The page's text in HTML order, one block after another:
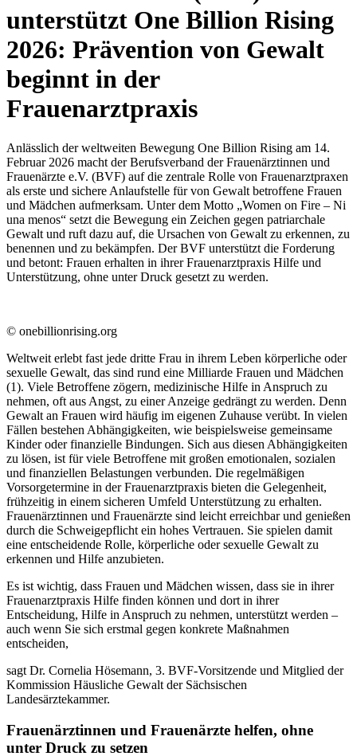
unterstützt One Billion Rising
2026: Prävention von Gewalt
beginnt in der
Frauenarztpraxis
Anlässlich der weltweiten Bewegung One Billion Rising am 14.
Februar 2026 macht der Berufsverband der Frauenärztinnen und
Frauenärzte e.V. (BVF) auf die zentrale Rolle von Frauenarztpraxen
als erste und sichere Anlaufstelle für von Gewalt betroffene Frauen
und Mädchen aufmerksam. Unter dem Motto „Women on Fire – Ni
una menos“ setzt die Bewegung ein Zeichen gegen patriarchale
Gewalt und ruft dazu auf, die Ursachen von Gewalt zu erkennen, zu
benennen und zu bekämpfen. Der BVF unterstützt die Forderung
und betont: Frauen erhalten in ihrer Frauenarztpraxis Hilfe und
Unterstützung, ohne unter Druck gesetzt zu werden.
© onebillionrising.org
Weltweit erlebt fast jede dritte Frau in ihrem Leben körperliche oder
sexuelle Gewalt, das sind rund eine Milliarde Frauen und Mädchen
(1). Viele Betroffene zögern, medizinische Hilfe in Anspruch zu
nehmen, oft aus Angst, zu einer Anzeige gedrängt zu werden. Denn
Gewalt an Frauen wird häufig im eigenen Zuhause verübt. In vielen
Fällen bestehen Abhängigkeiten, wie beispielsweise gemeinsame
Kinder oder finanzielle Bindungen. Sich aus diesen Abhängigkeiten
zu lösen, ist für viele Betroffene mit großen emotionalen, sozialen
und finanziellen Belastungen verbunden. Die regelmäßigen
Vorsorgetermine in der Frauenarztpraxis bieten die Gelegenheit,
frühzeitig in einem sicheren Umfeld Unterstützung zu erhalten.
Frauenärztinnen und Frauenärzte sind leicht erreichbar und genießen
durch die Schweigepflicht ein hohes Vertrauen. Sie spielen damit
eine entscheidende Rolle, körperliche oder sexuelle Gewalt zu
erkennen und Hilfe anzubieten.
Es ist wichtig, dass Frauen und Mädchen wissen, dass sie in ihrer
Frauenarztpraxis Hilfe finden können und dort in ihrer
Entscheidung, Hilfe in Anspruch zu nehmen, unterstützt werden –
auch wenn Sie sich erstmal gegen konkrete Maßnahmen
entscheiden,
sagt Dr. Cornelia Hösemann, 3. BVF-Vorsitzende und Mitglied der
Kommission Häusliche Gewalt der Sächsischen
Landesärztekammer.
Frauenärztinnen und Frauenärzte helfen, ohne
unter Druck zu setzen